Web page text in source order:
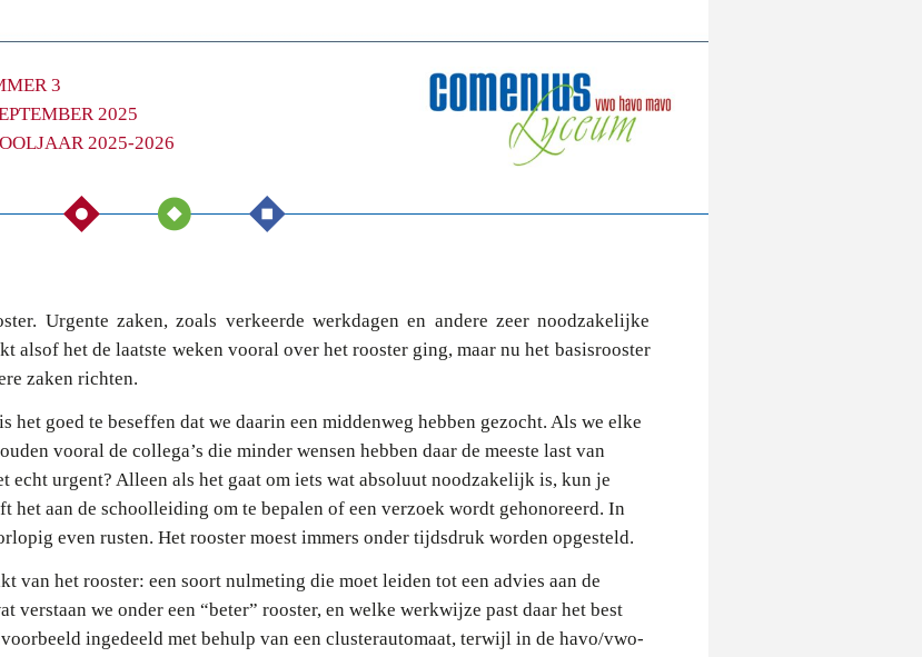
3
2025
2025-2026
Urgente zaken, zoals verkeerde werkdagen en andere zeer noodzakelijke
het de laatste weken vooral over het rooster ging, maar nu het basisrooster
zaken richten.
goed te beseffen dat we daarin een middenweg hebben gezocht. Als we elke
vooral de collega’s die minder wensen hebben daar de meeste last van
echt urgent? Alleen als het gaat om iets wat absoluut noodzakelijk is, kun je
aan de schoolleiding om te bepalen of een verzoek wordt gehonoreerd. In
even rusten. Het rooster moest immers onder tijdsdruk worden opgesteld.
van het rooster: een soort nulmeting die moet leiden tot een advies aan de
verstaan we onder een “beter” rooster, en welke werkwijze past daar het best
ingedeeld met behulp van een clusterautomaat, terwijl in de havo/vwo-